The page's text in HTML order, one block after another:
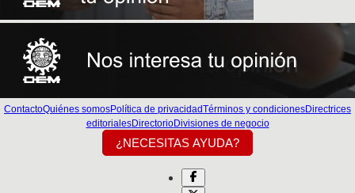
ContactoQuiénes somosPolítica de privacidadTérminos y condicionesDirectrices
editorialesDirectorioDivisiones de negocio
¿NECESITAS AYUDA?